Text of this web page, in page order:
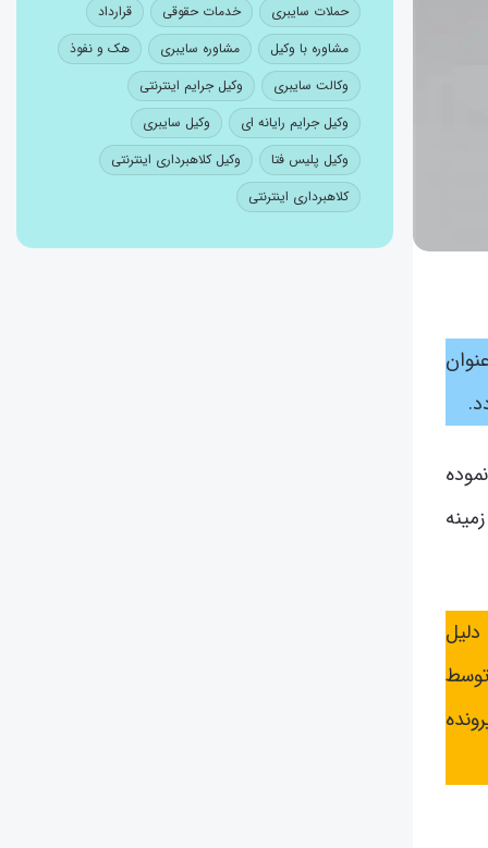
حملات سایبری
خدمات حقوقی
قرارداد
مشاوره با وکیل
مشاوره سایبری
هک و نفوذ
وکالت سایبری
وکیل جرایم اینترنتی
وکیل جرایم رایانه ای
وکیل سایبری
وکیل پلیس فتا
وکیل کلاهبرداری اینترنتی
کلاهبرداری اینترنتی